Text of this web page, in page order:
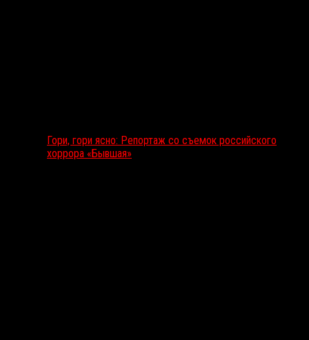
Гори, гори ясно: Репортаж со съемок российского
хоррора «Бывшая»